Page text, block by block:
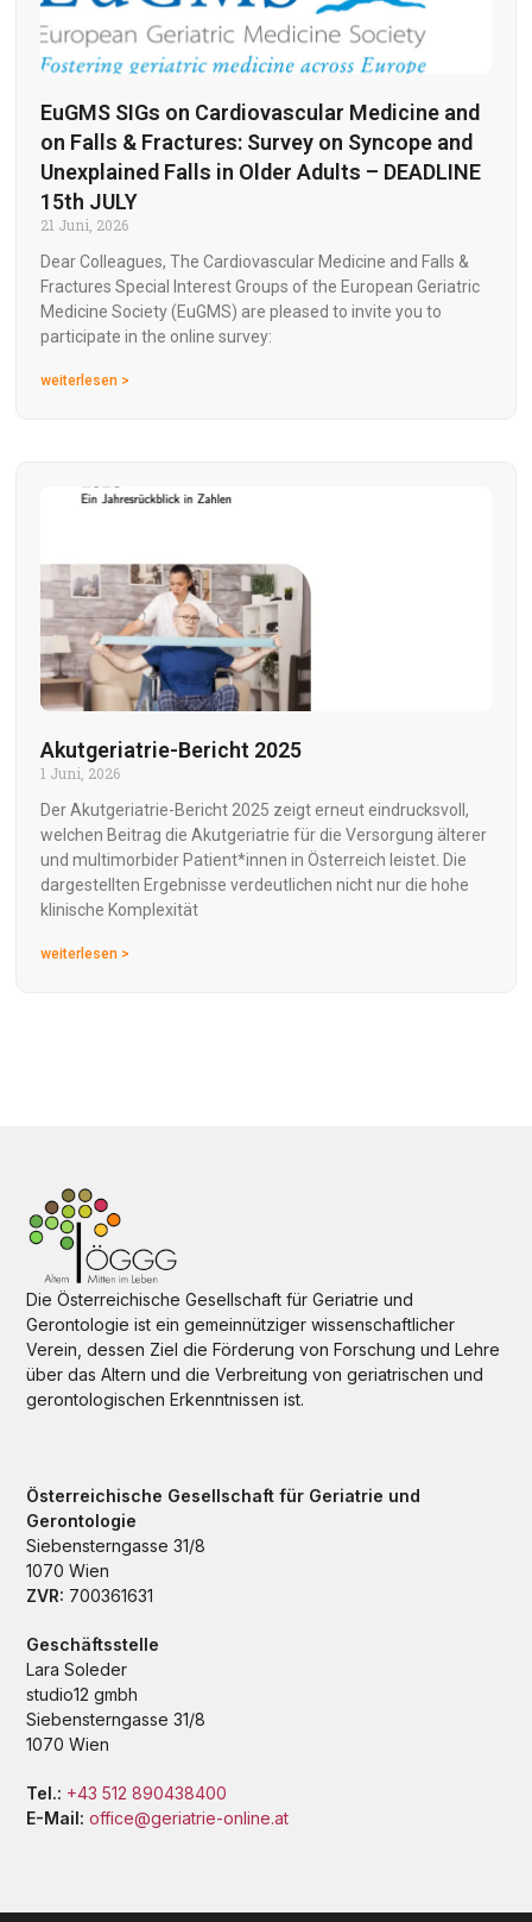
EuGMS SIGs on Cardiovascular Medicine and
on Falls & Fractures: Survey on Syncope and
Unexplained Falls in Older Adults – DEADLINE
15th JULY
21 Juni, 2026
Dear Colleagues, The Cardiovascular Medicine and Falls &
Fractures Special Interest Groups of the European Geriatric
Medicine Society (EuGMS) are pleased to invite you to
participate in the online survey:
weiterlesen >
Akutgeriatrie-Bericht 2025
1 Juni, 2026
Der Akutgeriatrie-Bericht 2025 zeigt erneut eindrucksvoll,
welchen Beitrag die Akutgeriatrie für die Versorgung älterer
und multimorbider Patient*innen in Österreich leistet. Die
dargestellten Ergebnisse verdeutlichen nicht nur die hohe
klinische Komplexität
weiterlesen >
Die Österreichische Gesellschaft für Geriatrie und
Gerontologie ist ein gemeinnütziger wissenschaftlicher
Verein, dessen Ziel die Förderung von Forschung und Lehre
über das Altern und die Verbreitung von geriatrischen und
gerontologischen Erkenntnissen ist.
Österreichische Gesellschaft für Geriatrie und
Gerontologie
Siebensterngasse 31/8
1070 Wien
ZVR: 700361631
Geschäftsstelle
Lara Soleder
studio12 gmbh
Siebensterngasse 31/8
1070 Wien
Tel.: +43 512 890438400
E-Mail: office@geriatrie-online.at